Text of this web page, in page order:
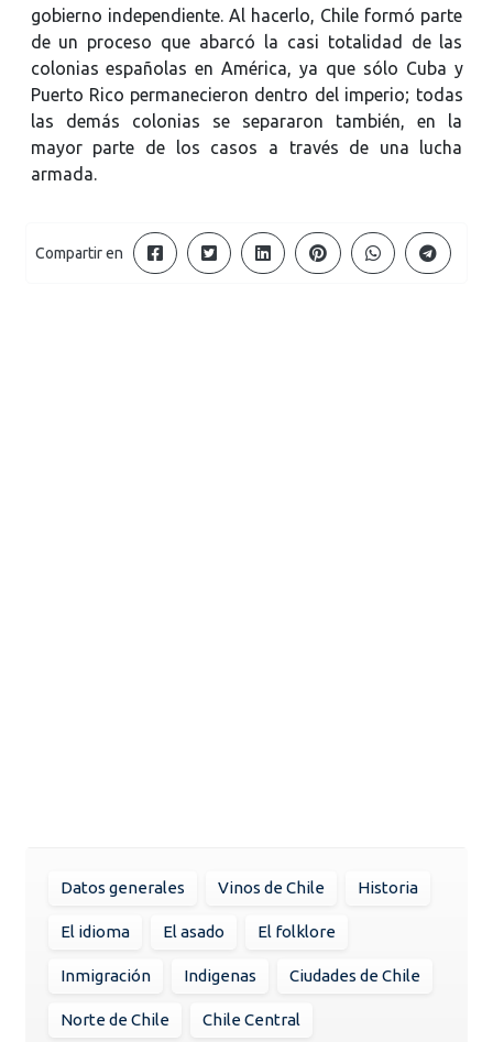
gobierno independiente. Al hacerlo, Chile formó parte
de un proceso que abarcó la casi totalidad de las
colonias españolas en América, ya que sólo Cuba y
Puerto Rico permanecieron dentro del imperio; todas
las demás colonias se separaron también, en la
mayor parte de los casos a través de una lucha
armada.
Compartir en
Datos generales Vinos de Chile Historia
El idioma El asado El folklore
Inmigración Indigenas Ciudades de Chile
Norte de Chile Chile Central